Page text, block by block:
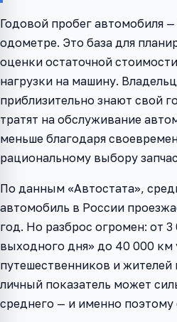
Годовой пробег автомобиля
одометре. Это база для
оценки остаточной
нагрузки на машину.
приблизительно знают свой
тратят на обслуживание
меньше благодаря
рациональному выбору
По данным «Автостата»,
автомобиль в России
год. Но разброс огромен: от
выходного дня» до 40 000 км
путешественников и
личный показатель может
среднего — и именно поэтому